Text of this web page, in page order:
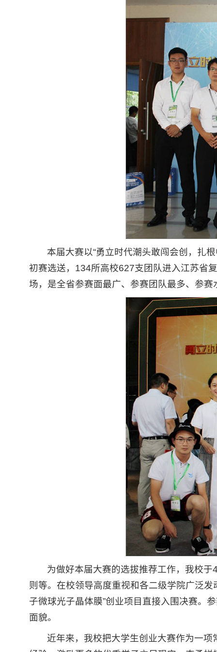
本届大赛以“勇立时代潮头敢闯会创，扎
初赛选送，134所高校627支团队进入江苏省
场，是全省参赛面最广、参赛团队最多、参
为做好本届大赛的选拔推荐工作，我校
则等。在校领导高度重视和各二级学院广泛
子微球光子晶体膜”创业项目直接入围决赛。
面貌。
近年来，我校把大学生创业大赛作为一